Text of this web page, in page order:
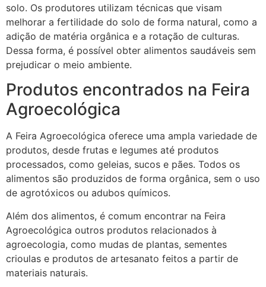
solo. Os produtores utilizam técnicas que visam
melhorar a fertilidade do solo de forma natural, como a
adição de matéria orgânica e a rotação de culturas.
Dessa forma, é possível obter alimentos saudáveis sem
prejudicar o meio ambiente.
Produtos encontrados na Feira
Agroecológica
A Feira Agroecológica oferece uma ampla variedade de
produtos, desde frutas e legumes até produtos
processados, como geleias, sucos e pães. Todos os
alimentos são produzidos de forma orgânica, sem o uso
de agrotóxicos ou adubos químicos.
Além dos alimentos, é comum encontrar na Feira
Agroecológica outros produtos relacionados à
agroecologia, como mudas de plantas, sementes
crioulas e produtos de artesanato feitos a partir de
materiais naturais.